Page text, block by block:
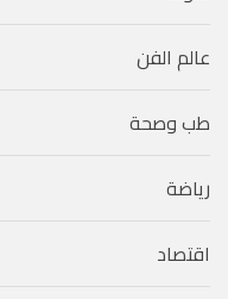
عالم الفن
طب وصحة
رياضة
اقتصاد